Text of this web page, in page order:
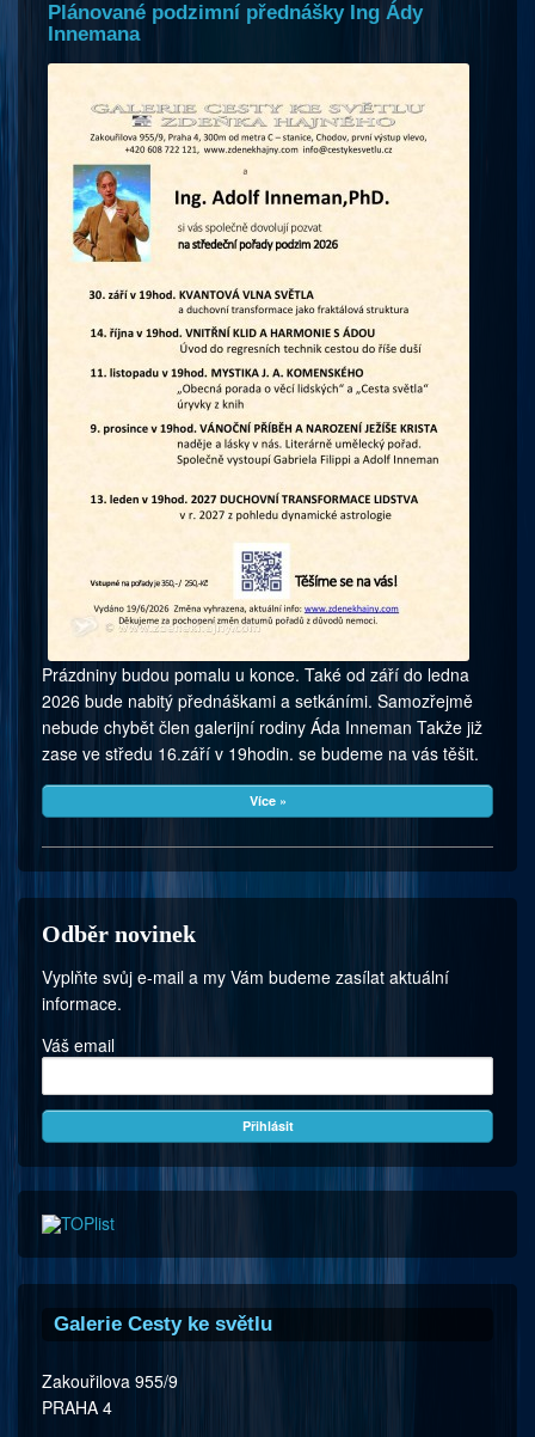
Plánované podzimní přednášky Ing Ády
Innemana
Prázdniny budou pomalu u konce. Také od září do ledna
2026 bude nabitý přednáškami a setkáními. Samozřejmě
nebude chybět člen galerijní rodiny Áda Inneman Takže již
zase ve středu 16.září v 19hodin. se budeme na vás těšit.
Více »
Odběr novinek
Vyplňte svůj e-mail a my Vám budeme zasílat aktuální
informace.
Váš email
Galerie Cesty ke světlu
Zakouřilova 955/9
PRAHA 4